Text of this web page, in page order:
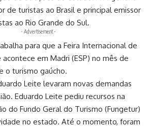
de turistas ao Brasil e principal emissor
ao Rio Grande do Sul.
- Advertisement -
para que a Feira Internacional de
acontece em Madri (ESP) no mês de
o turismo gaúcho.
Leite levaram novas demandas
Eduardo Leite pediu recursos na
do Fundo Geral do Turismo (Fungetur)
no estado. Até o momento, foram